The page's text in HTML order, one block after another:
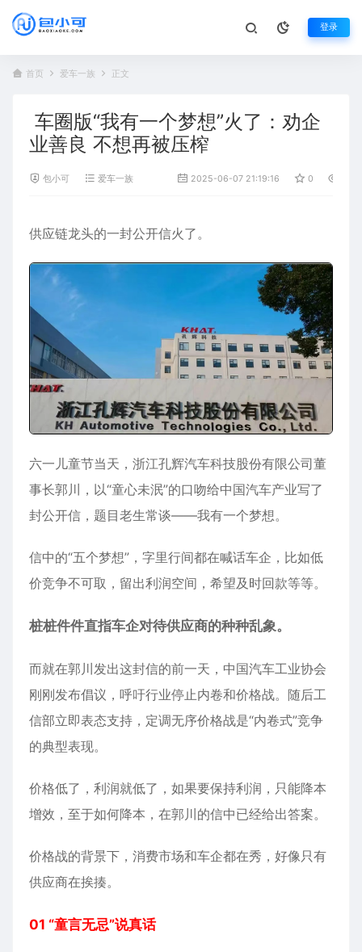
登录
首页 爱车一族 正文
车圈版“我有一个梦想”火了：劝企
业善良 不想再被压榨
包小可 爱车一族 2025-06-07 21:19:16 0
供应链龙头的一封公开信火了。
六一儿童节当天，浙江孔辉汽车科技股份有限公司董
事长郭川，以“童心未泯”的口吻给中国汽车产业写了
封公开信，题目老生常谈——我有一个梦想。
信中的“五个梦想”，字里行间都在喊话车企，比如低
价竞争不可取，留出利润空间，希望及时回款等等。
桩桩件件直指车企对待供应商的种种乱象。
而就在郭川发出这封信的前一天，中国汽车工业协会
刚刚发布倡议，呼吁行业停止内卷和价格战。随后工
信部立即表态支持，定调无序价格战是“内卷式”竞争
的典型表现。
价格低了，利润就低了，如果要保持利润，只能降本
增效，至于如何降本，在郭川的信中已经给出答案。
价格战的背景下，消费市场和车企都在秀，好像只有
供应商在挨揍。
01 “童言无忌”说真话